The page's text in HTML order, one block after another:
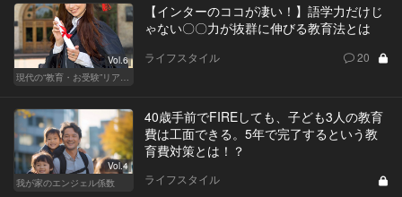
Vol.6
現代の“教育・お受験”リアルドキュメント
【インターのココが凄い！】語学力だけじ
ゃない〇〇力が抜群に伸びる教育法とは
ライフスタイル 20
Vol.4
我が家のエンジェル係数
40歳手前でFIREしても、子ども3人の教育
費は工面できる。5年で完了するという教
育費対策とは！？
ライフスタイル